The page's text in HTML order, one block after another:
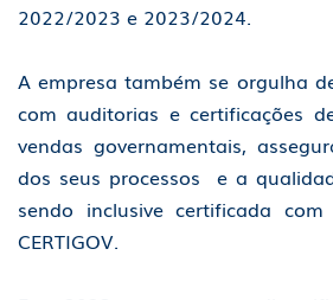
2022/2023 e 2023/2024.
A empresa também se orgulha
com auditorias e certificações
vendas governamentais,
dos seus processos e a
sendo inclusive certificada
CERTIGOV.